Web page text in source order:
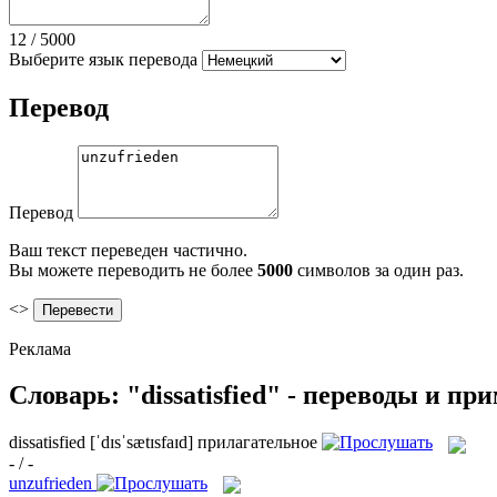
12 / 5000
Выберите язык перевода
Перевод
Перевод
Ваш текст переведен частично.
Вы можете переводить не более 5000 символов за один раз.
<>
Реклама
Словарь: "dissatisfied" - переводы и
dissatisfied [ˈdɪsˈsætɪsfaɪd] прилагательное
- / -
unzufrieden